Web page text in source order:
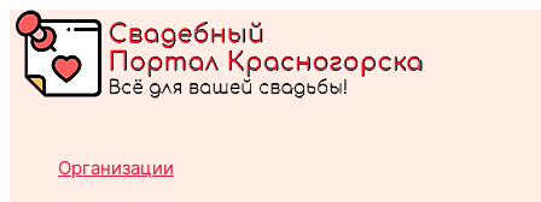
Перейти
содержимому
Организации